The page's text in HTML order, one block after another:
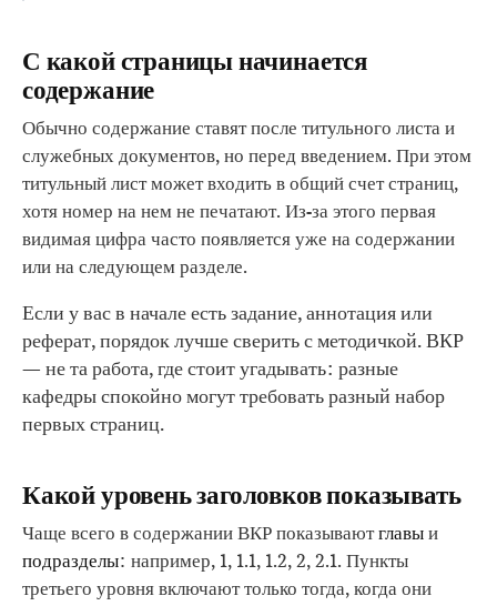
С какой страницы начинается
содержание
Обычно содержание ставят после титульного листа и
служебных документов, но перед введением. При этом
титульный лист может входить в общий счет страниц,
хотя номер на нем не печатают. Из-за этого первая
видимая цифра часто появляется уже на содержании
или на следующем разделе.
Если у вас в начале есть задание, аннотация или
реферат, порядок лучше сверить с методичкой. ВКР
— не та работа, где стоит угадывать: разные
кафедры спокойно могут требовать разный набор
первых страниц.
Какой уровень заголовков показывать
Чаще всего в содержании ВКР показываютглавыи
подразделы: например, 1, 1.1, 1.2, 2, 2.1. Пункты
третьего уровня включают только тогда, когда они